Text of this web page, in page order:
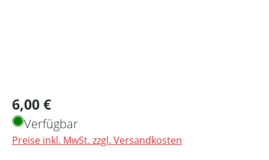
Regulärer Preis:
6,00 €
Verfügbar
Preise inkl. MwSt. zzgl. Versandkosten